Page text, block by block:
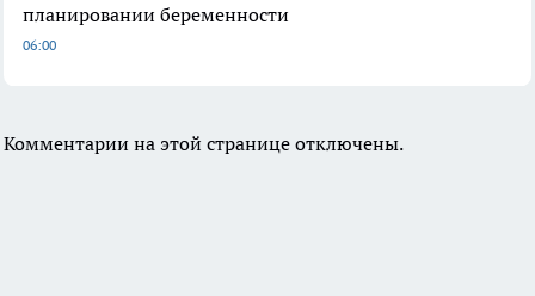
планировании беременности
06:00
Комментарии на этой странице отключены.